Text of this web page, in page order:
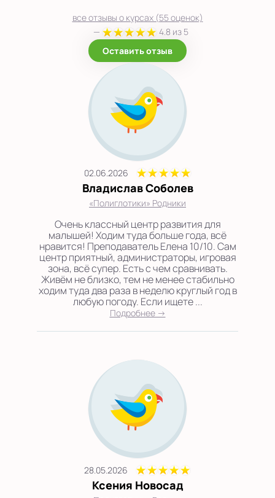
все отзывы о курсах (55 оценок)
—
4.8 из 5
Оставить отзыв
02.06.2026
Владислав Соболев
«Полиглотики» Родники
Очень классный центр развития для
малышей! Ходим туда больше года, всё
нравится! Преподаватель Елена 10/10. Сам
центр приятный, администраторы, игровая
зона, всё супер. Есть с чем сравнивать.
Живём не близко, тем не менее стабильно
ходим туда два раза в неделю круглый год в
любую погоду. Если ищете ...
Подробнее →
28.05.2026
Ксения Новосад